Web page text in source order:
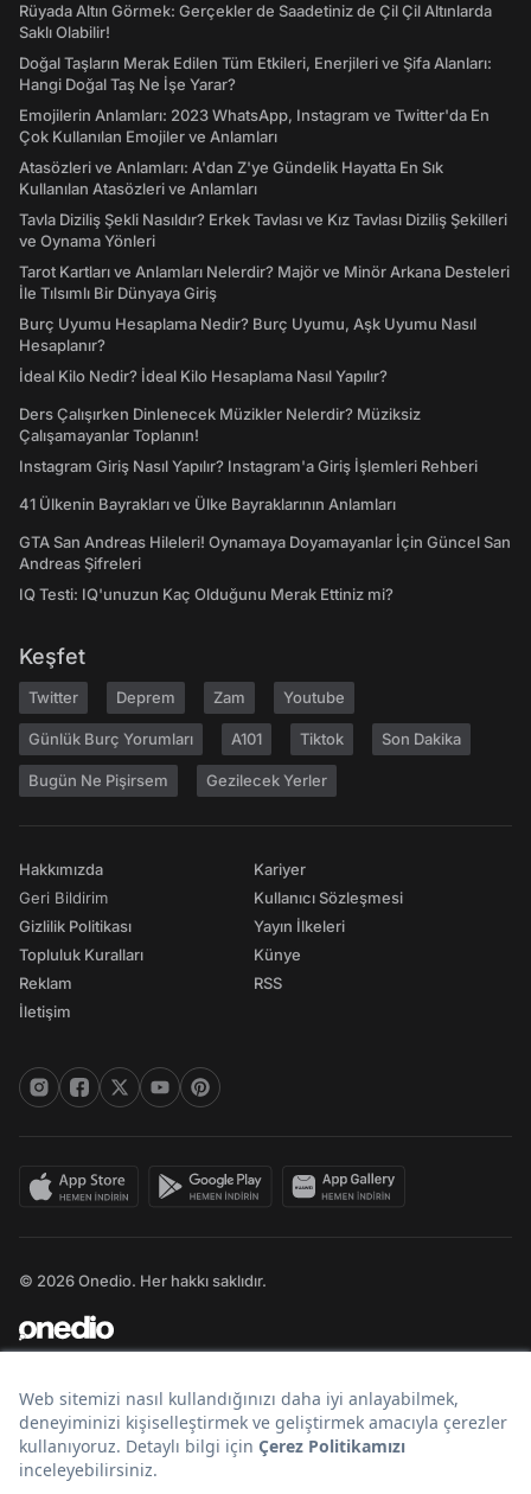
Rüyada Altın Görmek: Gerçekler de Saadetiniz de Çil Çil Altınlarda
Saklı Olabilir!
Doğal Taşların Merak Edilen Tüm Etkileri, Enerjileri ve Şifa Alanları:
Hangi Doğal Taş Ne İşe Yarar?
Emojilerin Anlamları: 2023 WhatsApp, Instagram ve Twitter'da En
Çok Kullanılan Emojiler ve Anlamları
Atasözleri ve Anlamları: A'dan Z'ye Gündelik Hayatta En Sık
Kullanılan Atasözleri ve Anlamları
Tavla Diziliş Şekli Nasıldır? Erkek Tavlası ve Kız Tavlası Diziliş Şekilleri
ve Oynama Yönleri
Tarot Kartları ve Anlamları Nelerdir? Majör ve Minör Arkana Desteleri
İle Tılsımlı Bir Dünyaya Giriş
Burç Uyumu Hesaplama Nedir? Burç Uyumu, Aşk Uyumu Nasıl
Hesaplanır?
İdeal Kilo Nedir? İdeal Kilo Hesaplama Nasıl Yapılır?
Ders Çalışırken Dinlenecek Müzikler Nelerdir? Müziksiz
Çalışamayanlar Toplanın!
Instagram Giriş Nasıl Yapılır? Instagram'a Giriş İşlemleri Rehberi
41 Ülkenin Bayrakları ve Ülke Bayraklarının Anlamları
GTA San Andreas Hileleri! Oynamaya Doyamayanlar İçin Güncel San
Andreas Şifreleri
IQ Testi: IQ'unuzun Kaç Olduğunu Merak Ettiniz mi?
Keşfet
Twitter Deprem Zam Youtube
Günlük Burç Yorumları A101 Tiktok Son Dakika
Bugün Ne Pişirsem Gezilecek Yerler
Hakkımızda
Geri Bildirim
Gizlilik Politikası
Topluluk Kuralları
Reklam
İletişim
Kariyer
Kullanıcı Sözleşmesi
Yayın İlkeleri
Künye
RSS
© 2026 Onedio. Her hakkı saklıdır.
Bir markasıdır.